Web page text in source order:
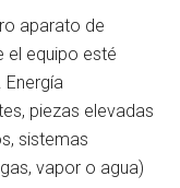
aparato de
el equipo esté
Energía
piezas elevadas
sistemas
vapor o agua)